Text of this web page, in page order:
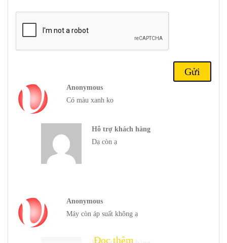
Chiếc điện thoại này cũng được trang bị hệ thống máy ảnh ba ống
kính, bao gồm ống kính chính với cảm biến 12 megapixel, ống kính
Anonymous
Có màu xanh ko
Hỗ trợ khách hàng
Dạ còn ạ
Anonymous
Máy còn áp suất không ạ
Đọc thêm